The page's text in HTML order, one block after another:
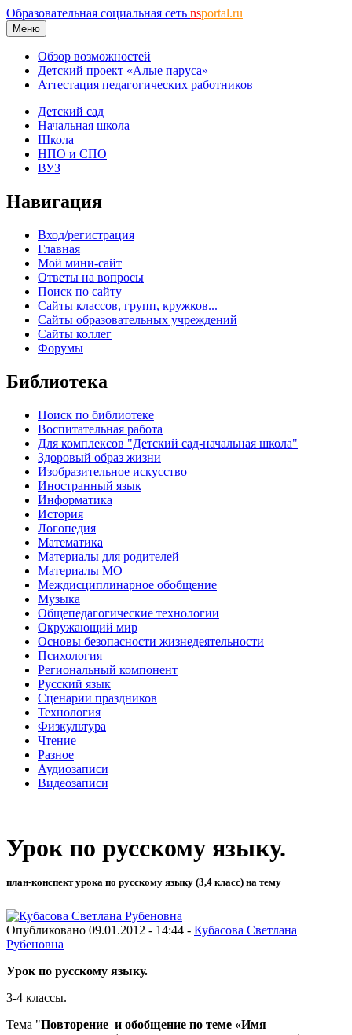
Образовательная социальная сеть nsportal.ru
Меню
Обзор возможностей
Детский проект «Алые паруса»
Аттестация педагогических работников
Детский сад
Начальная школа
Школа
НПО и СПО
ВУЗ
Навигация
Вход/регистрация
Главная
Мой мини-сайт
Ответы на вопросы
Поиск по сайту
Сайты классов, групп, кружков...
Сайты образовательных учреждений
Сайты коллег
Форумы
Библиотека
Поиск по библиотеке
Воспитательная работа
Для комплексов "Детский сад-начальная школа"
Здоровый образ жизни
Изобразительное искусство
Иностранный язык
Информатика
История
Логопедия
Математика
Материалы для родителей
Материалы МО
Междисциплинарное обобщение
Музыка
Общепедагогические технологии
Окружающий мир
Основы безопасности жизнедеятельности
Психология
Региональный компонент
Русский язык
Сценарии праздников
Технология
Физкультура
Чтение
Разное
Аудиозаписи
Видеозаписи
Урок по русскому языку.
план-конспект урока по русскому языку (3,4 класс) на тему
Опубликовано 09.01.2012 - 14:44 - Кубасова Светлана
Рубеновна
Урок по русскому языку.
3-4 классы.
Тема "Повторение и обобщение по теме «Имя